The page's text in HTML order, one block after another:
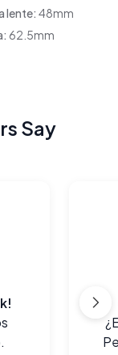
lente: 48mm
62.5mm
Say